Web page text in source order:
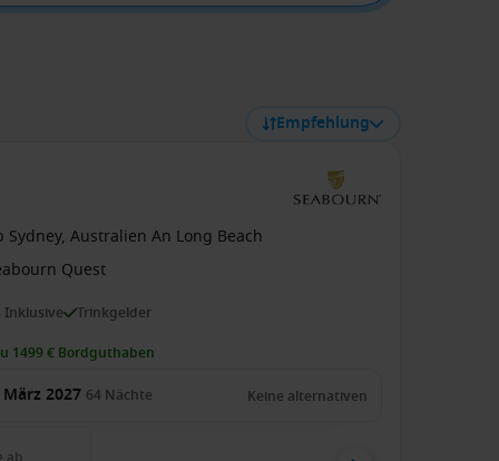
Empfehlung
Sydney, Australien An Long Beach
Quest
Inklusive Trinkgelder
1499 € Bordguthaben
2027 64 Nächte Keine alternativen